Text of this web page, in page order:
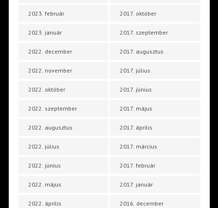
2023. február
2023. január
2022. december
2022. november
2022. október
2022. szeptember
2022. augusztus
2022. július
2022. június
2022. május
2022. április
2017. október
2017. szeptember
2017. augusztus
2017. július
2017. június
2017. május
2017. április
2017. március
2017. február
2017. január
2016. december